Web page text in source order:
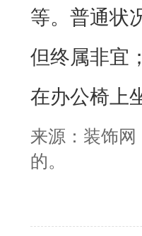
等。普通状
但终属非宜
在办公椅上
来源：装饰
的。